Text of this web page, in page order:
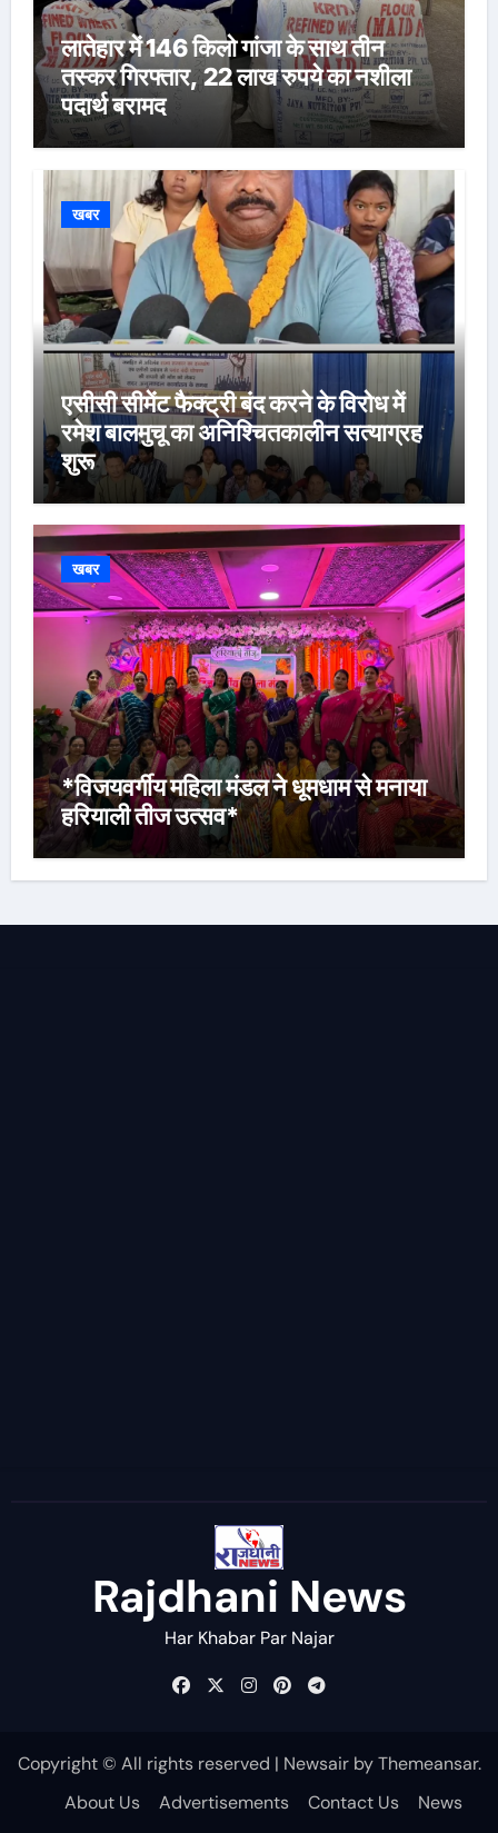
लातेहार में 146 किलो गांजा के साथ तीन
तस्कर गिरफ्तार, 22 लाख रुपये का नशीला
पदार्थ बरामद
खबर
एसीसी सीमेंट फैक्ट्री बंद करने के विरोध में
रमेश बालमुचू का अनिश्चितकालीन सत्याग्रह
शुरू
खबर
*विजयवर्गीय महिला मंडल ने धूमधाम से मनाया
हरियाली तीज उत्सव*
Rajdhani News
Har Khabar Par Najar
Copyright © All rights reserved | NewsairbyThemeansar.
About Us
Advertisements Contact Us News